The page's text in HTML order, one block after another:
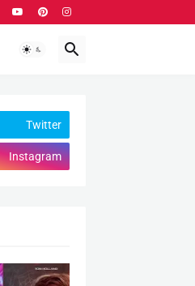
Twitter
Instagram